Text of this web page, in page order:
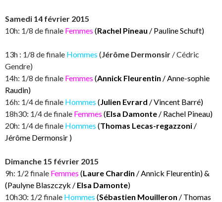
Samedi 14 février 2015
10h: 1/8 de finale Femmes (Rachel Pineau / Pauline Schuft)
13h : 1/8 de finale Hommes (Jérôme Dermonsir / Cédric
Gendre)
14h: 1/8 de finale Femmes (Annick Fleurentin / Anne-sophie
Raudin)
16h: 1/4 de finale Hommes (Julien Evrard / Vincent Barré)
18h30: 1/4 de finale Femmes (Elsa Damonte / Rachel Pineau)
20h: 1/4 de finale Hommes (Thomas Lecas-regazzoni /
Jérôme Dermonsir )
Dimanche 15 février 2015
9h: 1/2 finale Femmes (Laure Chardin / Annick Fleurentin) &
(Paulyne Blaszczyk / Elsa Damonte)
10h30: 1/2 finale Hommes (Sébastien Mouilleron / Thomas